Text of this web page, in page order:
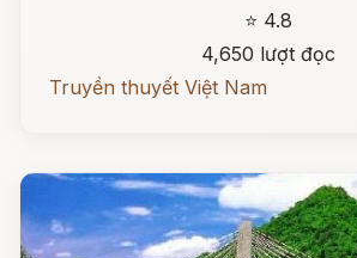
⭐ 4.8
4,650 lượt đọc
Truyền thuyết Việt Nam